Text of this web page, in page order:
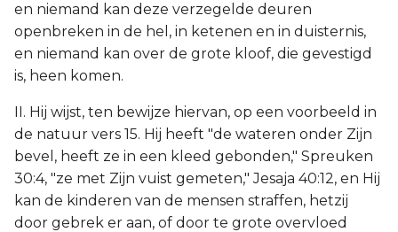
en niemand kan deze verzegelde deuren
openbreken in de hel, in ketenen en in duisternis,
en niemand kan over de grote kloof, die gevestigd
is, heen komen.
II. Hij wijst, ten bewijze hiervan, op een voorbeeld in
de natuur vers 15. Hij heeft "de wateren onder Zijn
bevel, heeft ze in een kleed gebonden," Spreuken
30:4, "ze met Zijn vuist gemeten," Jesaja 40:12, en Hij
kan de kinderen van de mensen straffen, hetzij
door gebrek er aan, of door te grote overvloed